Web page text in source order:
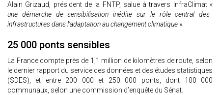
Alain Grizaud, président de la FNTP, salue à travers InfraClimat «
une démarche de sensibilisation inédite sur le rôle central des
infrastructures dans l’adaptation au changement climatique ».
25 000 ponts sensibles
La France compte près de 1,1 million de kilomètres de route, selon
le dernier rapport du service des données et des études statistiques
(SDES), et entre 200 000 et 250 000 ponts, dont 100 000
communaux, selon une commission d’enquête du Sénat.